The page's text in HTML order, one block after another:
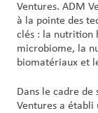
Ventures. ADM
à la pointe des
clés : la nutrition
microbiome, la
biomatériaux et
Dans le cadre de
Ventures a établi